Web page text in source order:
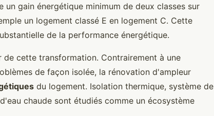
un gain énergétique minimum de deux classes sur
un logement classé E en logement C. Cette
de la performance énergétique.
cette transformation. Contrairement à une
de façon isolée, la rénovation d'ampleur
du logement. Isolation thermique, système de
chaude sont étudiés comme un écosystème